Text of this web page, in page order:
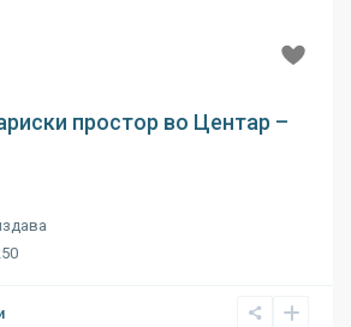
простор во Центар –